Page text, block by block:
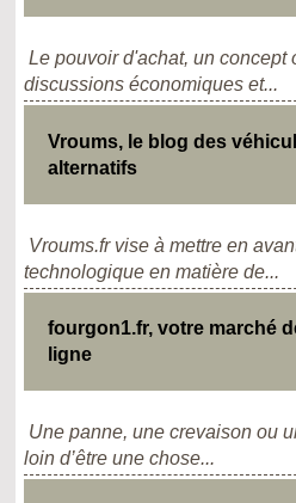
Le pouvoir d'achat, un concept
discussions économiques et...
Vroums, le blog des
alternatifs
Vroums.fr vise à mettre en
technologique en matière de...
fourgon1.fr, votre marché
ligne
Une panne, une crevaison ou
loin d’être une chose...